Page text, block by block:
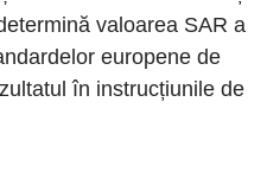
valoarea SAR a
europene de
în instrucțiunile de